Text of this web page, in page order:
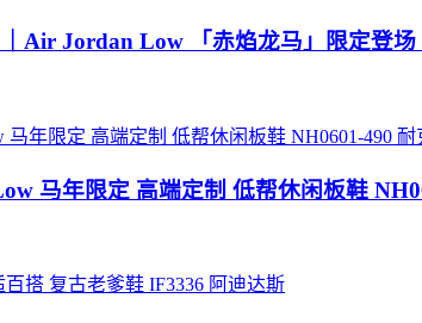
Air Jordan Low 「赤焰龙马」限定登场
耐
马年限定 高端定制 低帮休闲板鞋
阿迪达斯